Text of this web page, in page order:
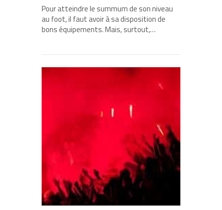
Pour atteindre le summum de son niveau
au foot, il faut avoir à sa disposition de
bons équipements. Mais, surtout,…